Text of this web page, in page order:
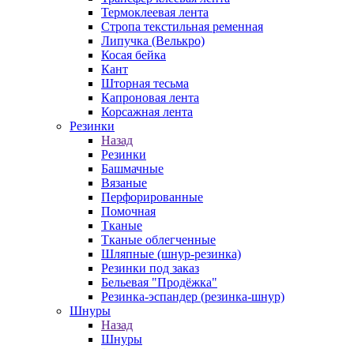
Термоклеевая лента
Стропа текстильная ременная
Липучка (Велькро)
Косая бейка
Кант
Шторная тесьма
Капроновая лента
Корсажная лента
Резинки
Назад
Резинки
Башмачные
Вязаные
Перфорированные
Помочная
Тканые
Тканые облегченные
Шляпные (шнур-резинка)
Резинки под заказ
Бельевая "Продёжка"
Резинка-эспандер (резинка-шнур)
Шнуры
Назад
Шнуры